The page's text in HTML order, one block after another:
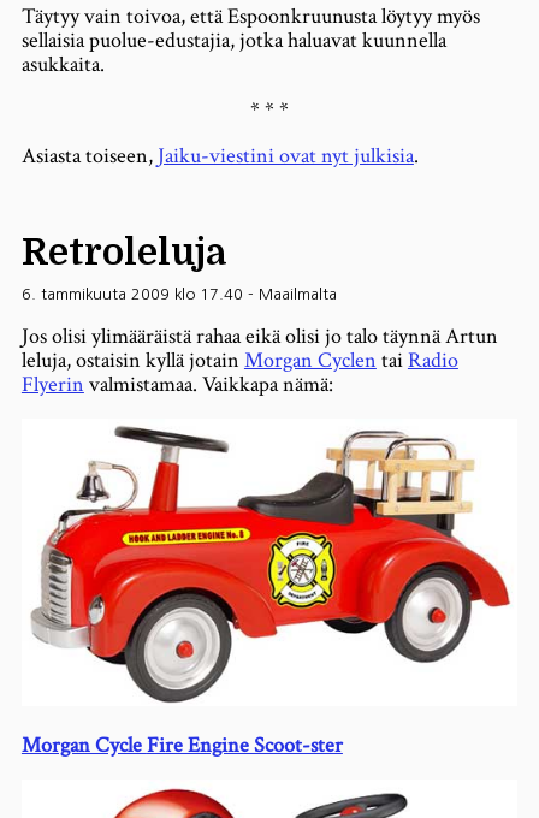
Täytyy vain toivoa, että Espoonkruunusta löytyy myös
sellaisia puolue-edustajia, jotka haluavat kuunnella
asukkaita.
* * *
Asiasta toiseen, Jaiku-viestini ovat nyt julkisia.
Retroleluja
6. tammikuuta 2009 klo 17.40 - Maailmalta
Jos olisi ylimääräistä rahaa eikä olisi jo talo täynnä Artun
leluja, ostaisin kyllä jotain Morgan Cyclen taiRadio
Flyerin valmistamaa. Vaikkapa nämä:
Morgan CycleFire Engine Scoot-ster